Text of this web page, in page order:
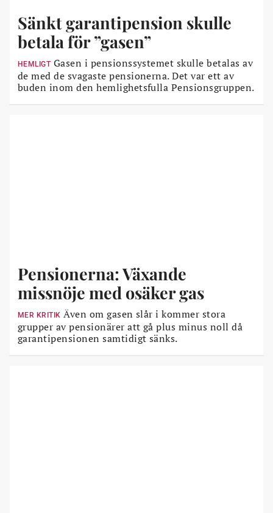
Sänkt garantipension skulle
betala för ”gasen”
HEMLIGT Gasen i pensionssystemet skulle betalas av
de med de svagaste pensionerna. Det var ett av
buden inom den hemlighetsfulla Pensionsgruppen.
Pensionerna: Växande
missnöje med osäker gas
MER KRITIK Även om gasen slår i kommer stora
grupper av pensionärer att gå plus minus noll då
garantipensionen samtidigt sänks.